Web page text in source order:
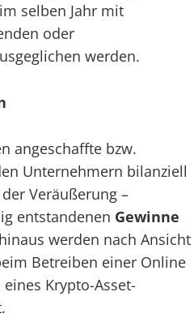
selben Jahr mit
oder
werden.
angeschaffte bzw.
Unternehmern bilanziell
Veräußerung –
entstandenen Gewinne
werden nach Ansicht
Betreiben einer Online
Krypto-Asset-